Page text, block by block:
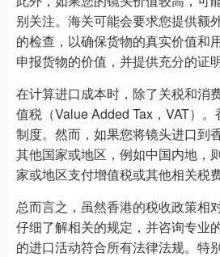
别关注。海关可能会要求您提供额
的检查，以确保货物的真实价值和
申报货物的价值，并提供充分的证明
在计算进口成本时，除了关税和消
值税（Value Added Tax，VAT）
制度。然而，如果您将镜头进口到
其他国家或地区，例如中国内地，
家或地区支付增值税或其他相关税费
总而言之，虽然香港的税收政策相
仔细了解相关的规定，并咨询专业
的进口活动符合所有法律法规。特